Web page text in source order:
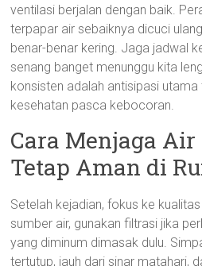
ventilasi berjalan dengan baik.
terpapar air sebaiknya dicuci
benar-benar kering. Jaga jadwal
senang banget menunggu kita
konsisten adalah antisipasi
kesehatan pasca kebocoran.
Cara Menjaga
Tetap Aman di
Setelah kejadian, fokus ke
sumber air, gunakan filtrasi jika
yang diminum dimasak dulu.
tertutup, jauh dari sinar matahari,